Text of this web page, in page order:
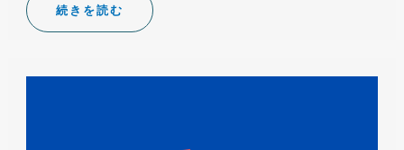
続きを読む